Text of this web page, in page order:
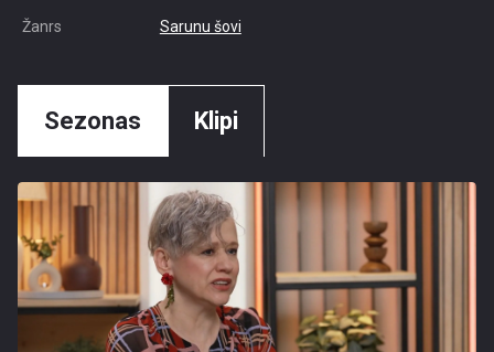
Žanrs Sarunu šovi
Sezonas Klipi